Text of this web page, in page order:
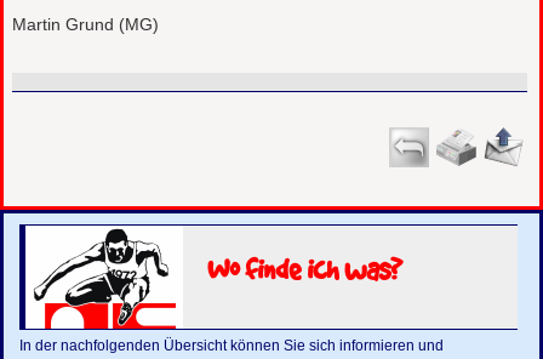
Martin Grund (MG)
Wo finde ich was?
In der nachfolgenden Übersicht können Sie sich informieren und